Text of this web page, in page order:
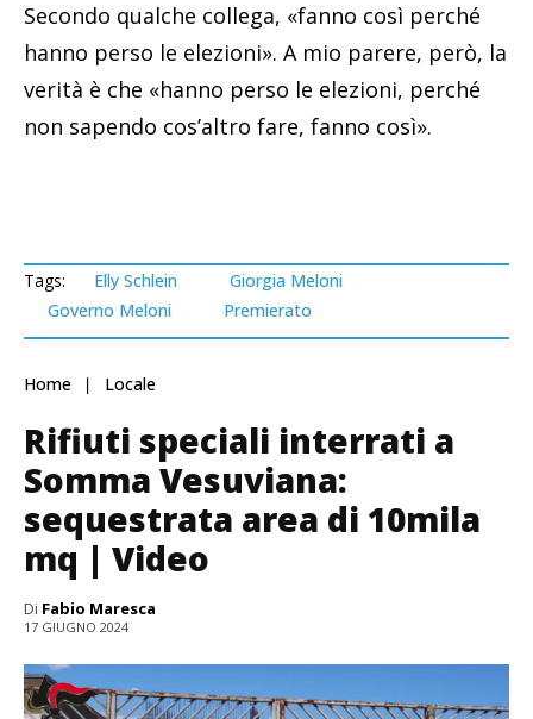
Secondo qualche collega, «fanno così perché
hanno perso le elezioni». A mio parere, però, la
verità è che «hanno perso le elezioni, perché
non sapendo cos’altro fare, fanno così».
Tags: Elly Schlein
Giorgia Meloni
Governo Meloni
Premierato
Home Locale
Rifiuti speciali interrati a
Somma Vesuviana:
sequestrata area di 10mila
mq | Video
Di Fabio Maresca
17 GIUGNO 2024